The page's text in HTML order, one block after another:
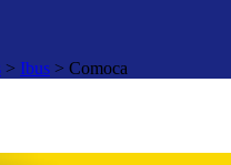
> Ibus > Comoca